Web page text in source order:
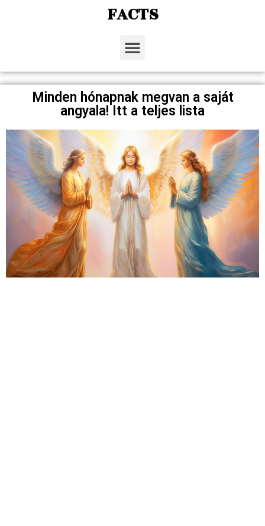
FACTS
Minden hónapnak megvan a saját
angyala! Itt a teljes lista